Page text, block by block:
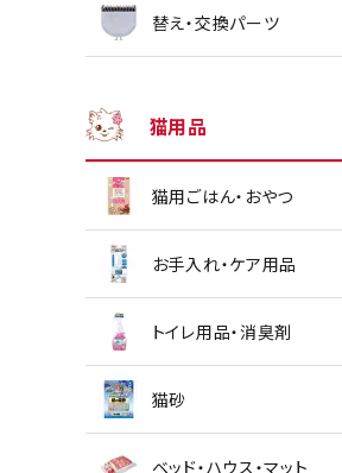
替え・交換パーツ
猫用品
猫用ごはん・おやつ
お手入れ・ケア用品
トイレ用品・消臭剤
猫砂
ベッド・ハウス・マット